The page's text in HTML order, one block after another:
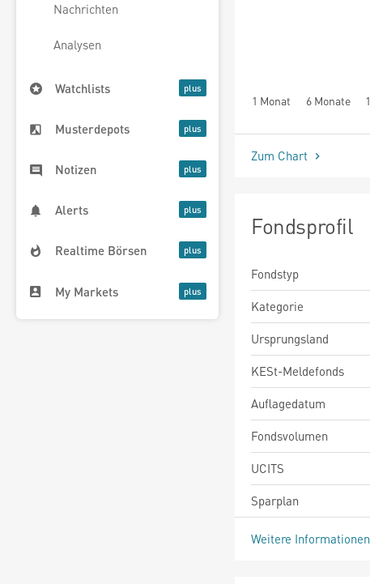
Nachrichten
Analysen
Watchlists
Musterdepots
Notizen
Alerts
Realtime Börsen
My Markets
1 Monat 6 Monate
Zum Chart
Fondsprofil
Fondstyp
Kategorie
Ursprungsland
KESt-Meldefonds
Auflagedatum
Fondsvolumen
UCITS
Sparplan
Weitere Informationen